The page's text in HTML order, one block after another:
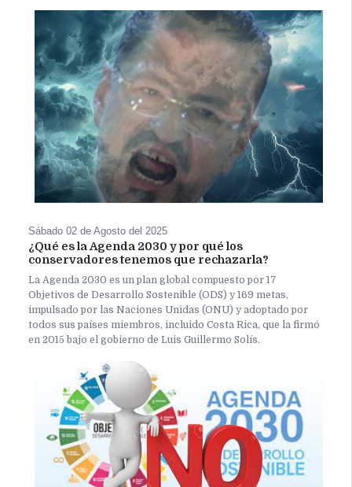
Sábado 02 de Agosto del 2025
¿Qué es la Agenda 2030 y por qué los
conservadores tenemos que rechazarla?
La Agenda 2030 es un plan global compuesto por 17
Objetivos de Desarrollo Sostenible (ODS) y 169 metas,
impulsado por las Naciones Unidas (ONU) y adoptado por
todos sus países miembros, incluido Costa Rica, que la firmó
en 2015 bajo el gobierno de Luis Guillermo Solís.